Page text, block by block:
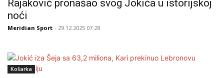
Rajaković pronašao svog Jokića u istorijskoj
noći
Meridian Sport - 29.12.2025 07:28
Košarka